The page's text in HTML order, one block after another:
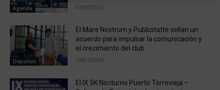
Agenda 07/08/2026
Deportes
El Mare Nostrum y Publicitatte sellan un
acuerdo para impulsar la comunicación y
el crecimiento del club
16/07/2026
El IX 5K Nocturno Puerto Torrevieja –